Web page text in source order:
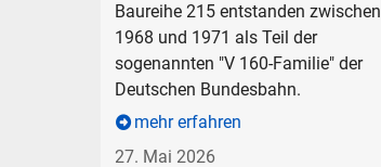
Baureihe 215 entstanden zwischen
1968 und 1971 als Teil der
sogenannten "V 160-Familie" der
Deutschen Bundesbahn.
mehr erfahren
27. Mai 2026